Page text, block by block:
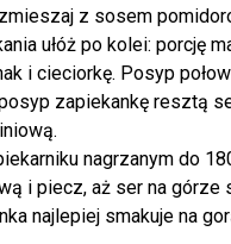
z sosem
ułóż po kolei: porcję
i cieciorkę. Posyp
zapiekankę resztą
nagrzanym do
i piecz, aż ser na górze
najlepiej smakuje na